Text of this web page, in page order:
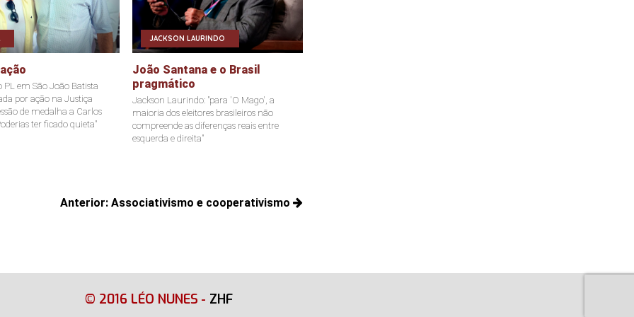
PL em São João Batista
por ação na Justiça
de medalha a Carlos
ter ficado quieta"
JACKSON LAURINDO
João Santana e o Brasil
pragmático
Jackson Laurindo: "para 'O Mago', a
maioria dos eleitores brasileiros não
compreende as diferenças reais entre
esquerda e direita"
Anterior: Associativismo e cooperativismo
© 2016 LÉO NUNES - ZHF